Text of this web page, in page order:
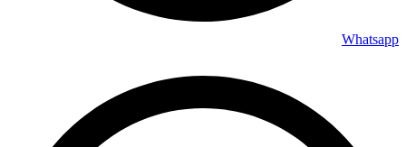
Whatsapp